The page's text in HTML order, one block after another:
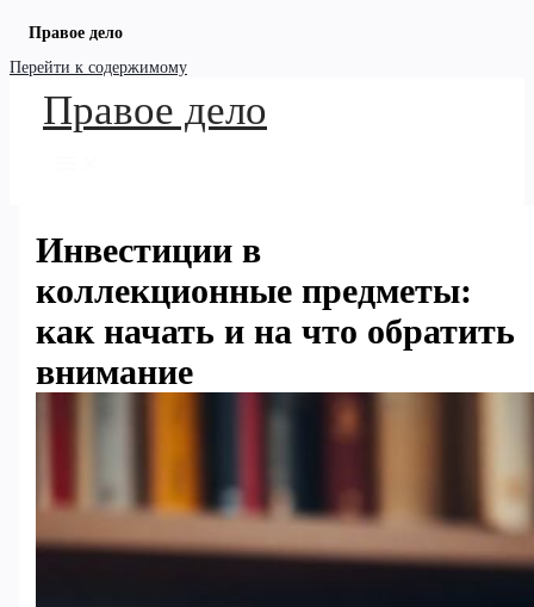
Правое дело
Перейти к содержимому
Правое дело
Инвестиции в
коллекционные предметы:
как начать и на что обратить
внимание